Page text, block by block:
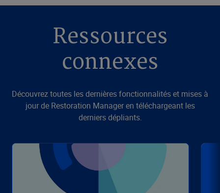
Ressources
connexes
Découvrez toutes les dernières fonctionnalités et mises à
jour de Restoration Manager en téléchargeant les
derniers dépliants.